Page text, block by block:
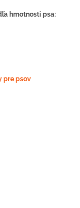
hmotnosti psa:
pre psov